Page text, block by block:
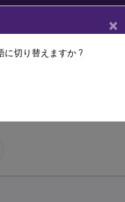
Director
×
に切り替えますか ?